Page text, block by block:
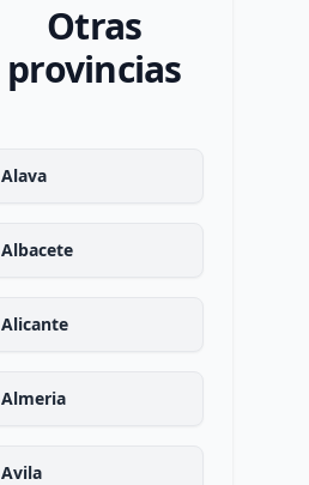
Otras
provincias
Alava
Albacete
Alicante
Almeria
Avila